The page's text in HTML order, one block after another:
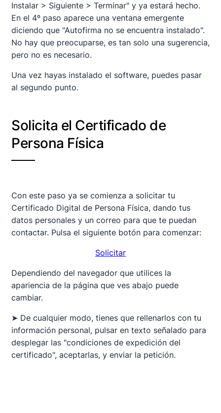
Instalar > Siguiente > Terminar" y ya estará hecho.
En el 4º paso aparece una ventana emergente
diciendo que "Autofirma no se encuentra instalado".
No hay que preocuparse, es tan solo una sugerencia,
pero no es necesario.
Una vez hayas instalado el software, puedes pasar
al segundo punto.
Solicita el Certificado de
Persona Física
Con este paso ya se comienza a solicitar tu
Certificado Digital de Persona Física, dando tus
datos personales y un correo para que te puedan
contactar. Pulsa el siguiente botón para comenzar:
Solicitar
Dependiendo del navegador que utilices la
apariencia de la página que ves abajo puede
cambiar.
➤ De cualquier modo, tienes que rellenarlos con tu
información personal, pulsar en texto señalado para
desplegar las "condiciones de expedición del
certificado", aceptarlas, y enviar la petición.